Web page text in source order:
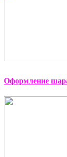
Оформление